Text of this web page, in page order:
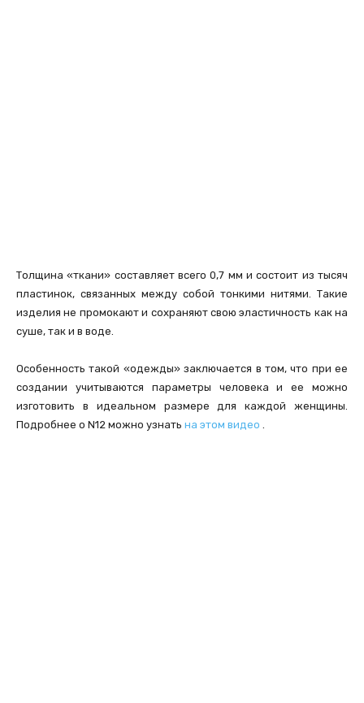
Толщина «ткани» составляет всего 0,7 мм и состоит из тысяч
пластинок, связанных между собой тонкими нитями. Такие
изделия не промокают и сохраняют свою эластичность как на
суше, так и в воде.
Особенность такой «одежды» заключается в том, что при ее
создании учитываются параметры человека и ее можно
изготовить в идеальном размере для каждой женщины.
Подробнее о N12 можно узнать на этом видео .